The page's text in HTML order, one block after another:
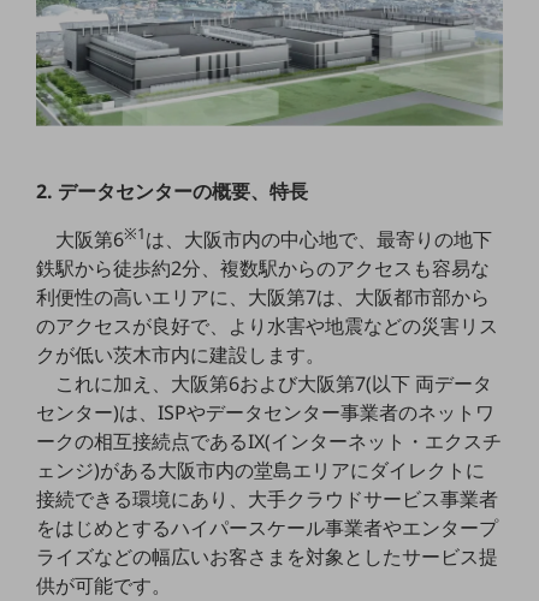
人材不足解消
業種・業態で探す
業種・業態で探すTOP
自治体
医療・介護
モビリティ
製造・建設業
小売業
キーワードで探す
モバイルTOP
法人向けスマホ・携帯に関する、
おすすめの機種、料金やサービスをご紹介
製品
製品TOP
2. データセンターの概要、特長
大阪第6※1は、大阪市内の中心地で、最寄りの地下
鉄駅から徒歩約2分、複数駅からのアクセスも容易な
利便性の高いエリアに、大阪第7は、大阪都市部から
のアクセスが良好で、より水害や地震などの災害リス
クが低い茨木市内に建設します。
これに加え、大阪第6および大阪第7(以下 両データ
センター)は、ISPやデータセンター事業者のネットワ
ークの相互接続点であるIX(インターネット・エクスチ
ェンジ)がある大阪市内の堂島エリアにダイレクトに
接続できる環境にあり、大手クラウドサービス事業者
をはじめとするハイパースケール事業者やエンタープ
ライズなどの幅広いお客さまを対象としたサービス提
供が可能です。